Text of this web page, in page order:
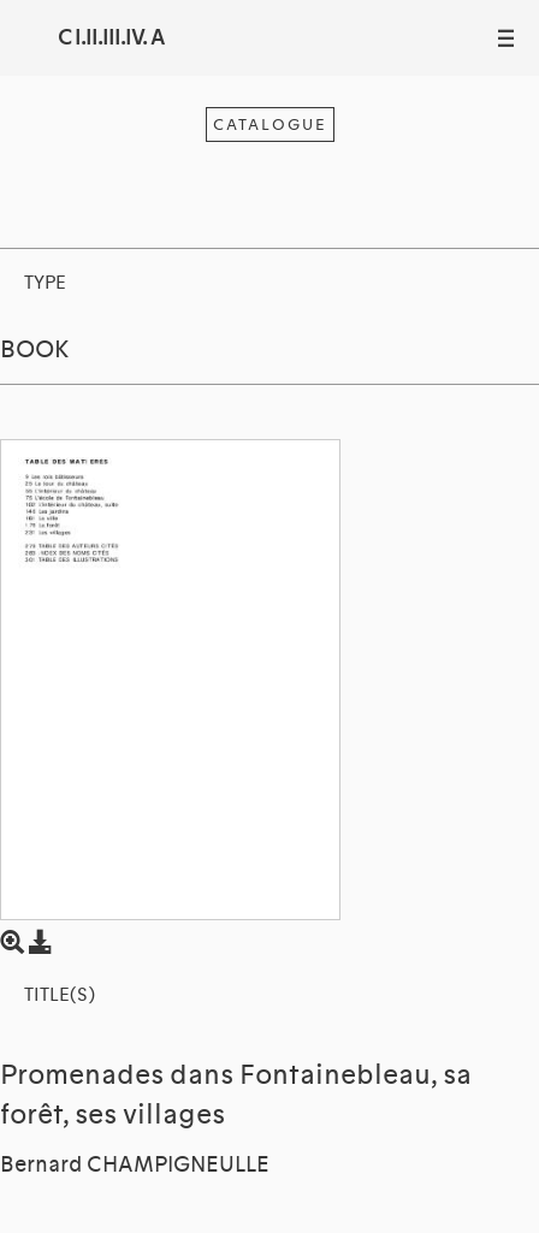
C I.II.III.IV. A III
CATALOGUE
TYPE
BOOK
TITLE(S)
Promenades dans Fontainebleau, sa
forêt, ses villages
Bernard CHAMPIGNEULLE